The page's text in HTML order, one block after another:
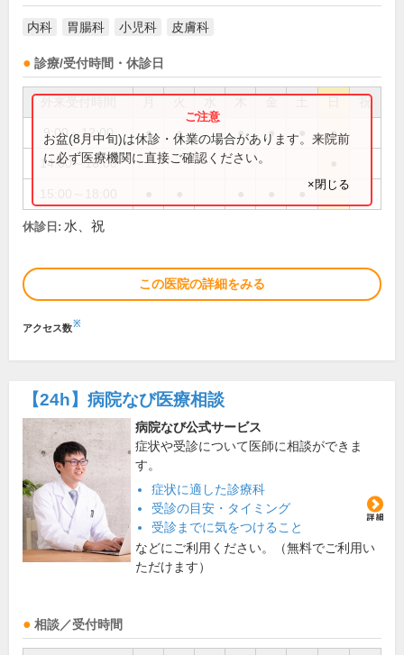
内科 胃腸科 小児科 皮膚科
診療/受付時間・休診日
祝
9:00～12:00 ● ● ● ● ●
14:00～16:00
お盆(8月中旬)は休診・休業の場合があります。来院前
に必ず医療機関に直接ご確認ください。
×閉じる
休診日: 水、祝
この医院の詳細をみる
アクセス数※
【24h】 病院なび医療相談
病院なび公式サービス
症状や受診について医師に相談ができま
す。
症状に適した診療科
受診の目安・タイミング
受診までに気をつけること
などにご利用ください。（無料でご利用い
ただけます）
相談／受付時間